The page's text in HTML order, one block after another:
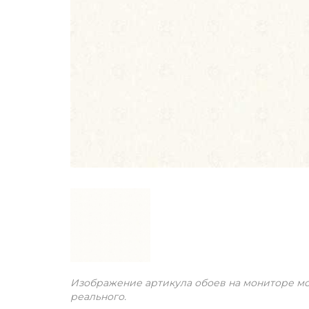
Изображение артикула обоев на мониторе
реального.